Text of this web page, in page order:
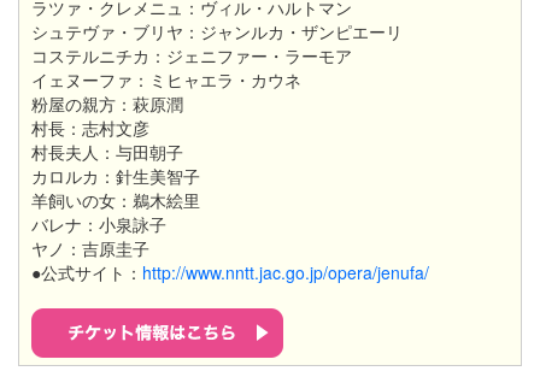
ラツァ・クレメニュ：ヴィル・ハルトマン
シュテヴァ・ブリヤ：ジャンルカ・ザンピエーリ
コステルニチカ：ジェニファー・ラーモア
イェヌーファ：ミヒャエラ・カウネ
粉屋の親方：萩原潤
村長：志村文彦
村長夫人：与田朝子
カロルカ：針生美智子
羊飼いの女：鵜木絵里
バレナ：小泉詠子
ヤノ：吉原圭子
●公式サイト： http://www.nntt.jac.go.jp/opera/jenufa/